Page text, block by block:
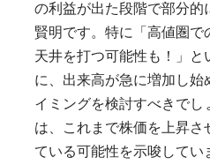
の利益が出た段階で部分的
賢明です。特に「高値圏で
天井を打つ可能性も！」と
に、出来高が急に増加し始
イミングを検討すべきでし
は、これまで株価を上昇さ
ている可能性を示唆してい